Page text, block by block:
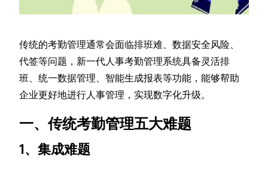
传统的考勤管理通常会面临排班难、数据安全风险、
代签等问题，新一代人事考勤管理系统具备灵活排
班、统一数据管理、智能生成报表等功能，能够帮助
企业更好地进行人事管理，实现数字化升级。
一、传统考勤管理五大难题
1、集成难题